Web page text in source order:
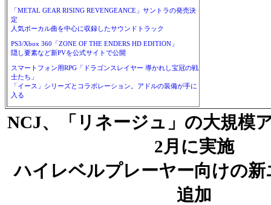
「METAL GEAR RISING REVENGEANCE」サントラの発売決
定
人気ボーカル曲を中心に収録したサウンドトラック
PS3/Xbox 360「ZONE OF THE ENDERS HD EDITION」
隠し要素など新PVを公式サイトで公開
スマートフォン用RPG「ドラゴンスレイヤー 導かれし宝冠の戦
士たち」
「イース」シリーズとコラボレーション。アドルの装備が手に
入る
NCJ、「リネージュ」の大規模
2月に実施
ハイレベルプレーヤー向けの
追加